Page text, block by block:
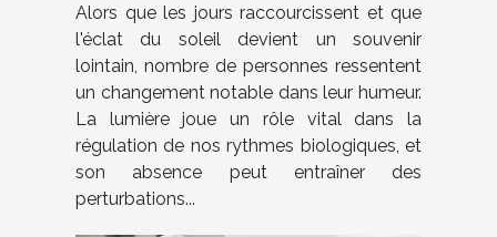
Alors que les jours raccourcissent et que
l'éclat du soleil devient un souvenir
lointain, nombre de personnes ressentent
un changement notable dans leur humeur.
La lumière joue un rôle vital dans la
régulation de nos rythmes biologiques, et
son absence peut entraîner des
perturbations...